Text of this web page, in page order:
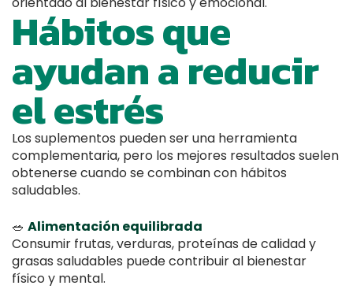
Hábitos que
ayudan a reducir
el estrés
Los suplementos pueden ser una herramienta
complementaria, pero los mejores resultados suelen
obtenerse cuando se combinan con hábitos
saludables.
🥗 Alimentación equilibrada
Consumir frutas, verduras, proteínas de calidad y
grasas saludables puede contribuir al bienestar
físico y mental.